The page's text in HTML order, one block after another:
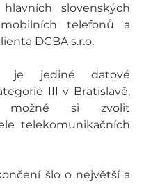
slovenských
telefonů a
DCBA s.r.o.
je jediné datové
III v Bratislavě,
si zvolit
telekomunikačních
šlo o největší a